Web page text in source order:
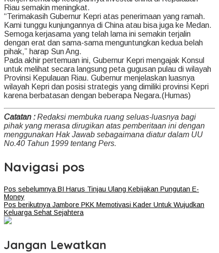
Riau semakin meningkat.
“Terimakasih Gubernur Kepri atas penerimaan yang ramah.
Kami tunggu kunjungannya di China atau bisa juga ke Medan.
Semoga kerjasama yang telah lama ini semakin terjalin
dengan erat dan sama-sama menguntungkan kedua belah
pihak,” harap Sun Ang.
Pada akhir pertemuan ini, Gubernur Kepri mengajak Konsul
untuk melihat secara langsung peta gugusan pulau di wilayah
Provinsi Kepulauan Riau. Gubernur menjelaskan luasnya
wilayah Kepri dan posisi strategis yang dimiliki provinsi Kepri
karena berbatasan dengan beberapa Negara.(Humas)
Catatan :Redaksi membuka ruang seluas-luasnya bagi
pihak yang merasa dirugikan atas pemberitaan ini dengan
menggunakan Hak Jawab sebagaimana diatur dalam UU
No.40 Tahun 1999 tentang Pers.
Navigasi pos
Pos sebelumnyaBI Harus Tinjau Ulang Kebijakan Pungutan E-
Money
Pos berikutnyaJambore PKK Memotivasi Kader Untuk Wujudkan
Keluarga Sehat Sejahtera
Jangan Lewatkan